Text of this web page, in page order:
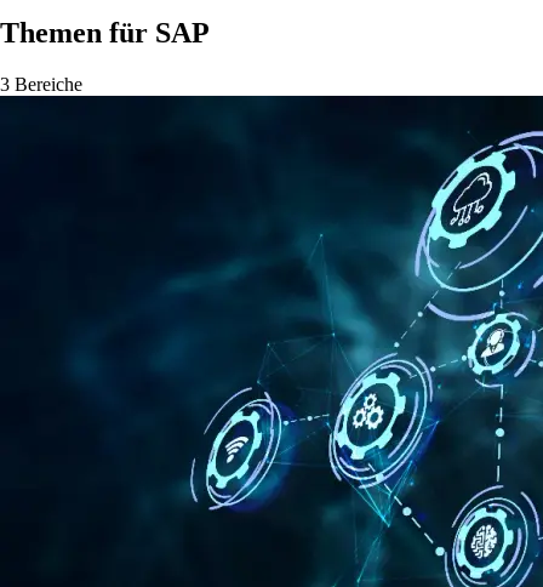
Themen für SAP
3 Bereiche